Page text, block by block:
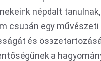
népdalt
csupán egy
és
a